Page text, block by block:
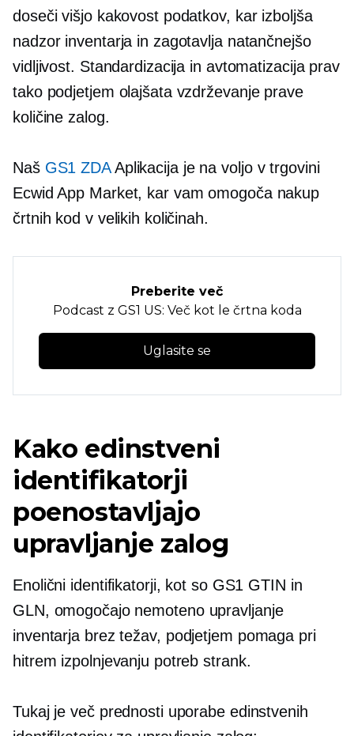
doseči višjo kakovost podatkov, kar izboljša
nadzor inventarja in zagotavlja natančnejšo
vidljivost. Standardizacija in avtomatizacija prav
tako podjetjem olajšata vzdrževanje prave
količine zalog.
Naš GS1 ZDAAplikacija je na voljo v trgovini
Ecwid App Market, kar vam omogoča nakup
črtnih kod v velikih količinah.
Preberite več
Podcast z GS1 US: Več kot le črtna koda
Uglasite se
Kako edinstveni
identifikatorji
poenostavljajo
upravljanje zalog
Enolični identifikatorji, kot so GS1 GTIN in
GLN, omogočajo nemoteno upravljanje
inventarja brez težav, podjetjem pomaga pri
hitrem izpolnjevanju potreb strank.
Tukaj je več prednosti uporabe edinstvenih